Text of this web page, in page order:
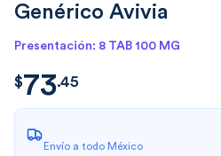
Genérico Avivia
Presentación: 8 TAB 100 MG
$73.45
$73.45
Envío a todo México